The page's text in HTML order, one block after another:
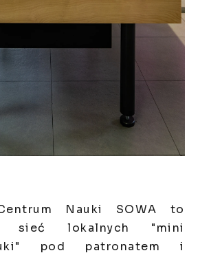
Nauki SOWA to
sieć lokalnych "mini
pod patronatem i